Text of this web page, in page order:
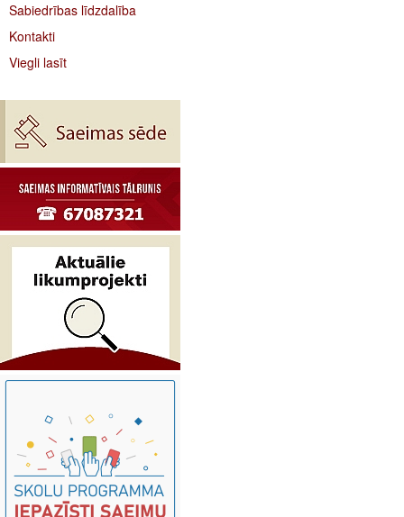
Sabiedrības līdzdalība
Kontakti
Viegli lasīt